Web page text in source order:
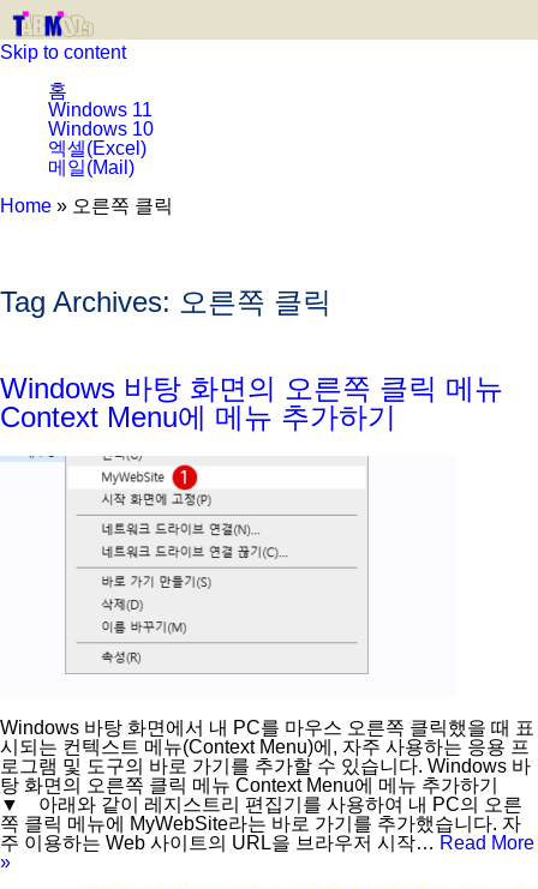
Skip to content
홈
Windows 11
Windows 10
엑셀(Excel)
메일(Mail)
Home » 오른쪽 클릭
Tag Archives: 오른쪽 클릭
Windows 바탕 화면의 오른쪽 클릭 메뉴
Context Menu에 메뉴 추가하기
Windows 바탕 화면에서 내 PC를 마우스 오른쪽 클릭했을 때 표
시되는 컨텍스트 메뉴(Context Menu)에, 자주 사용하는 응용 프
로그램 및 도구의 바로 가기를 추가할 수 있습니다. Windows 바
탕 화면의 오른쪽 클릭 메뉴 Context Menu에 메뉴 추가하기
▼ 아래와 같이 레지스트리 편집기를 사용하여 내 PC의 오른
쪽 클릭 메뉴에 MyWebSite라는 바로 가기를 추가했습니다. 자
주 이용하는 Web 사이트의 URL을 브라우저 시작… Read More
»